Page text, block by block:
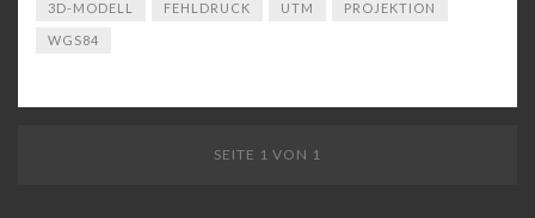
3D-MODELL FEHLDRUCK UTM PROJEKTION
WGS84
SEITE 1 VON 1